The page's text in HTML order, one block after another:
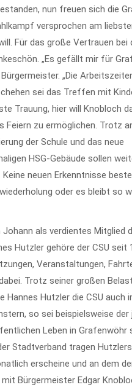
nun freuen sich die
versprochen am
Für das große Vertrauen bei
„Es gefällt mir für
„Die
sei das Treffen mit
Trauung, hier will Knobloch
Feiern zu ermöglichen. Trotz
der Schule und das neue
HSG-Gebäude sollen
neuen Erkenntnisse
oder es bleibt so
als verdientes Mitglied
Hutzler gehöre der CSU seit
Veranstaltungen,
Trotz seiner großen
Hannes Hutzler die CSU auch
so sei beispielsweise der
Leben in Grafenwöhr
Stadtverband tragen
erscheine und an dem
Bürgermeister Edgar